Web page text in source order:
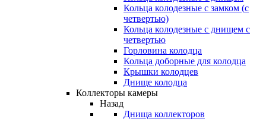
Кольца колодезные с замком (с
четвертью)
Кольца колодезные с днищем с
четвертью
Горловина колодца
Кольца доборные для колодца
Крышки колодцев
Днище колодца
Коллекторы камеры
Назад
Днища коллекторов